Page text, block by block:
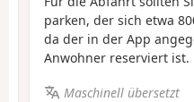
parken, der sich etwa
da der in der App
Anwohner reserviert ist.
Maschinell übersetzt